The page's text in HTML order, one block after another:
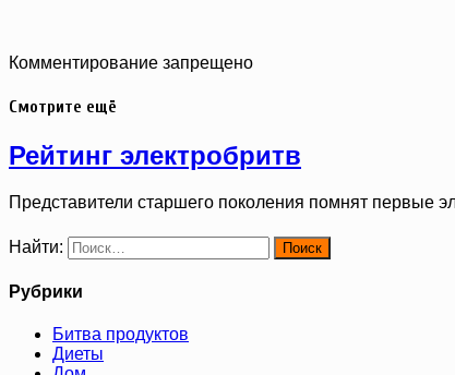
Комментирование запрещено
Смотрите ещё
Рейтинг электробритв
Представители старшего поколения помнят первые
Найти:
Рубрики
Битва продуктов
Диеты